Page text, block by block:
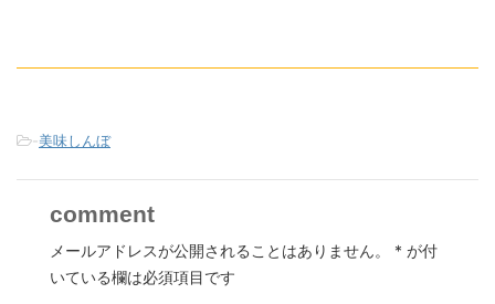
-美味しんぼ
comment
メールアドレスが公開されることはありません。 * が付
いている欄は必須項目です